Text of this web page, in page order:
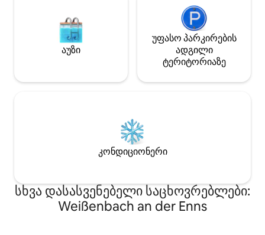
აუზი
უფასო პარკირების
ადგილი
ტერიტორიაზე
კონდიციონერი
სხვა დასასვენებელი საცხოვრებლები:
Weißenbach an der Enns